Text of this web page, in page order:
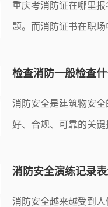
重庆考消防证在哪里
题。而消防证书在职
检查消防一般检查
消防安全是建筑物安
好、合规、可靠的关
消防安全演练记录
消防安全越来越受到